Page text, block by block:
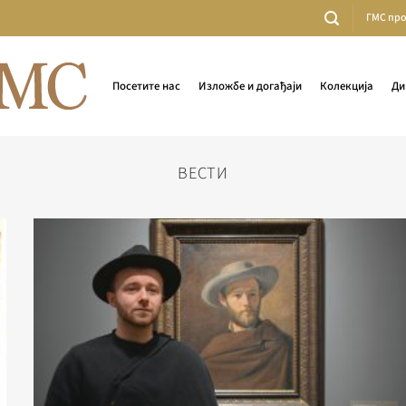
ГМС
Посетите нас Изложбе и догађаји Колекција
ВЕСТИ